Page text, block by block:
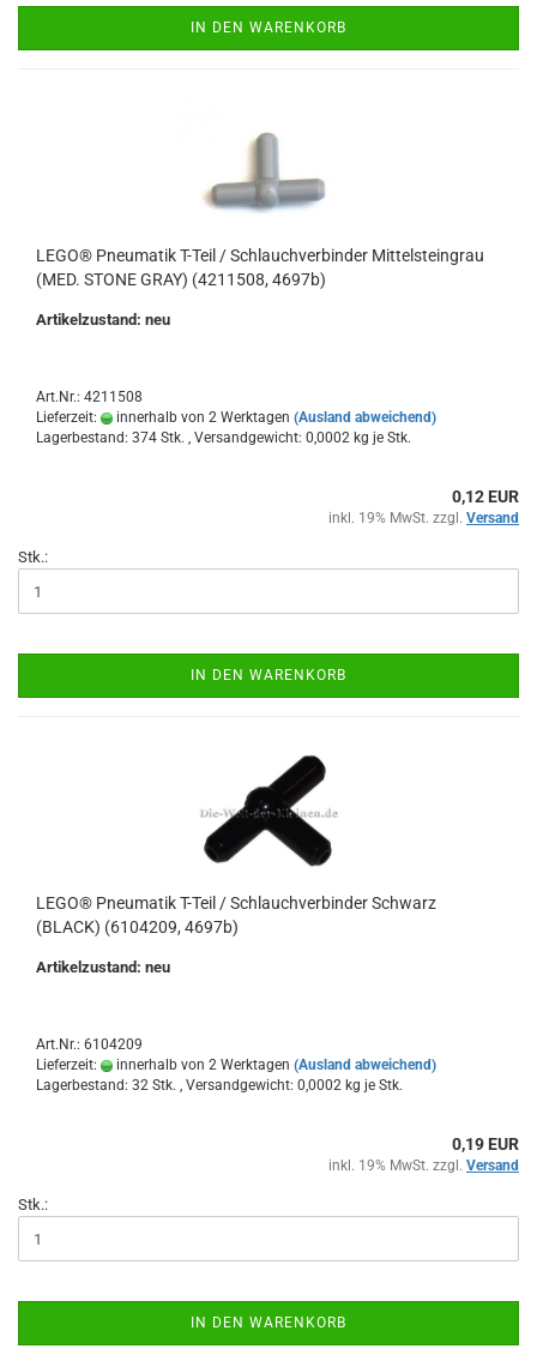
IN DEN WARENKORB
LEGO® Pneumatik T-Teil / Schlauchverbinder Mittelsteingrau
(MED. STONE GRAY) (4211508, 4697b)
Artikelzustand: neu
Art.Nr.: 4211508
Lieferzeit:
innerhalb von 2 Werktagen (Ausland abweichend)
Lagerbestand: 374 Stk. , Versandgewicht: 0,0002 kg je Stk.
0,12 EUR
inkl. 19% MwSt. zzgl. Versand
Stk.:
IN DEN WARENKORB
LEGO® Pneumatik T-Teil / Schlauchverbinder Schwarz
(BLACK) (6104209, 4697b)
Artikelzustand: neu
Art.Nr.: 6104209
Lieferzeit:
innerhalb von 2 Werktagen (Ausland abweichend)
Lagerbestand: 32 Stk. , Versandgewicht: 0,0002 kg je Stk.
0,19 EUR
inkl. 19% MwSt. zzgl. Versand
Stk.:
IN DEN WARENKORB